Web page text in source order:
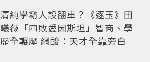
清純學霸人設翻車？《逐玉》田
曦薇「四敗愛因斯坦」智商、學
歷全輾壓 網酸：天才全靠旁白